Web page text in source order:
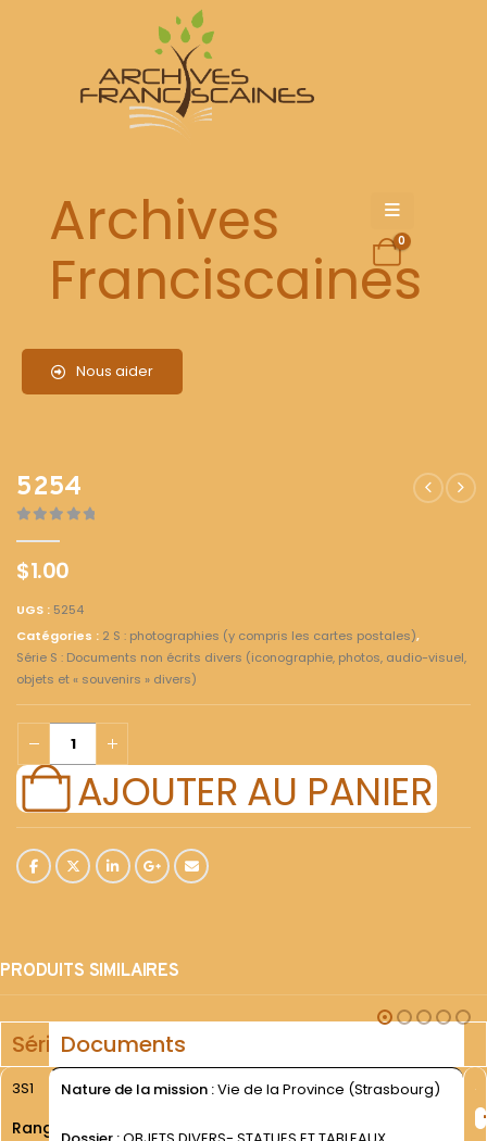
Archives
Franciscaines
Nous aider
0
5254
$1.00
UGS : 5254
Catégories : 2 S : photographies (y compris les cartes postales),
Série S : Documents non écrits divers (iconographie, photos, audio-visuel,
objets et « souvenirs » divers)
AJOUTER AU PANIER
PRODUITS SIMILAIRES
SérieDocuments
3S1
Rang
Nature de la mission :Vie de la Province (Strasbourg)